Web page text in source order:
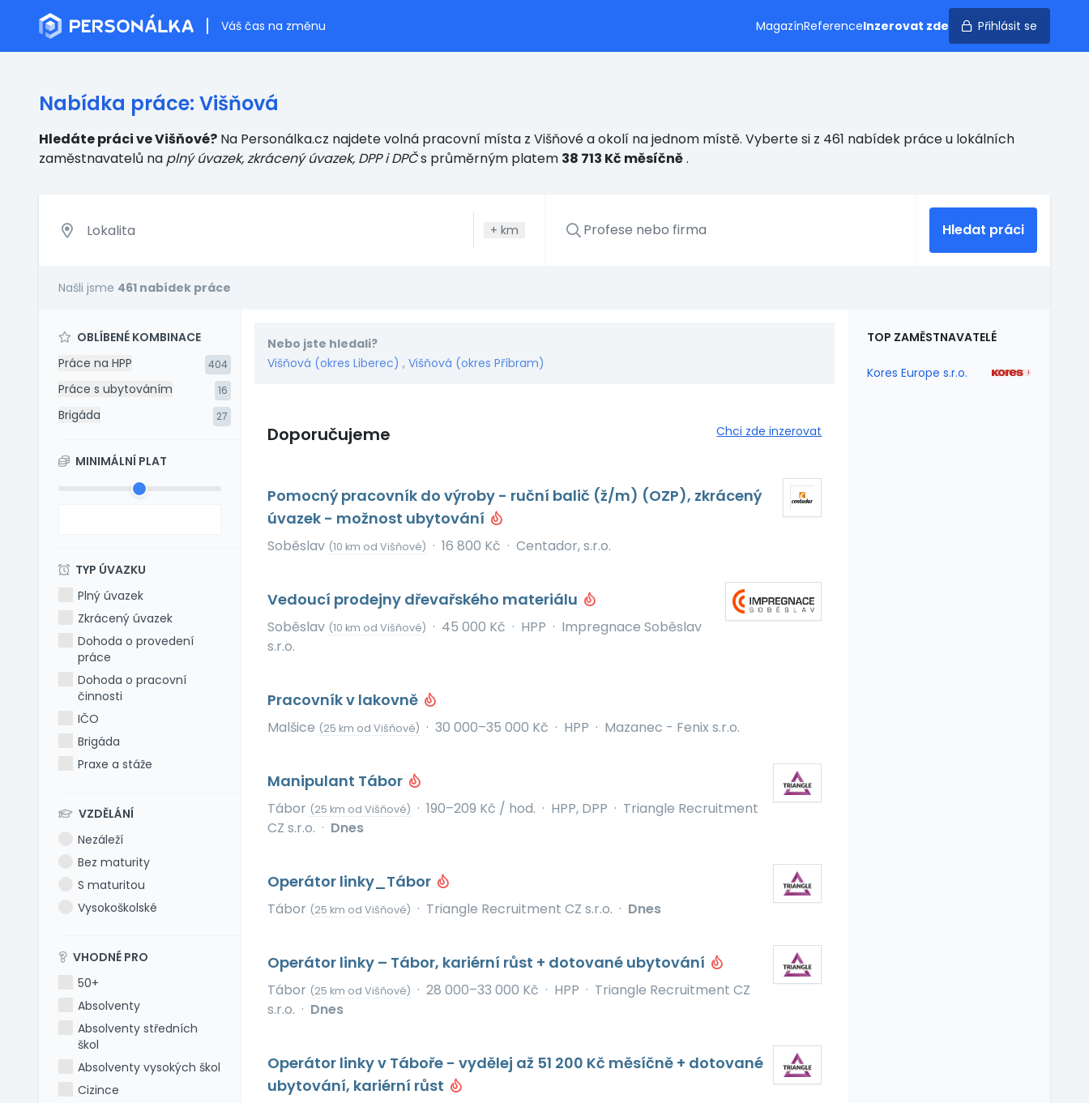
Váš čas na změnu MagazínReferenceInzerovat zde Přihlásit se
Nabídka práce: Višňová
Hledáte práci ve Višňové? Na Personálka.cz najdete volná pracovní místa z Višňové a okolí na jednom místě. Vyberte si z 461 nabídek práce u lokálních
zaměstnavatelů na plný úvazek, zkrácený úvazek, DPP i DPČs průměrným platem 38 713 Kč měsíčně.
+ km Hledat práci
Našli jsme 461 nabídek práce
OBLÍBENÉ KOMBINACE
Práce na HPP
404
Práce s ubytováním 16
Brigáda 27
MINIMÁLNÍ PLAT
TYP ÚVAZKU
Plný úvazek
Zkrácený úvazek
Dohoda o provedení
práce
Dohoda o pracovní
činnosti
IČO
Brigáda
Praxe a stáže
VZDĚLÁNÍ
Nezáleží
Bez maturity
S maturitou
Vysokoškolské
VHODNÉ PRO
50+
Absolventy
Absolventy středních
škol
Absolventy vysokých škol
Cizince
Nebo jste hledali?
Višňová (okres Liberec) , Višňová (okres Příbram)
Doporučujeme Chci zde inzerovat
Pomocný pracovník do výroby - ruční balič (ž/m) (OZP), zkrácený
úvazek - možnost ubytování
Soběslav (10 km od Višňové) · 16 800 Kč · Centador, s.r.o.
Vedoucí prodejny dřevařského materiálu
Soběslav (10 km od Višňové) · 45 000 Kč · HPP · Impregnace Soběslav
s.r.o.
Pracovník v lakovně
Malšice (25 km od Višňové) · 30 000–35 000 Kč · HPP · Mazanec - Fenix s.r.o.
Manipulant Tábor
Tábor (25 km od Višňové) · 190–209 Kč / hod. · HPP, DPP · Triangle Recruitment
CZ s.r.o. · Dnes
Operátor linky_Tábor
Tábor (25 km od Višňové) · Triangle Recruitment CZ s.r.o. · Dnes
Operátor linky – Tábor, kariérní růst + dotované ubytování
Tábor (25 km od Višňové) · 28 000–33 000 Kč · HPP · Triangle Recruitment CZ
s.r.o. · Dnes
Operátor linky v Táboře - vydělej až 51 200 Kč měsíčně + dotované
ubytování, kariérní růst
TOP ZAMĚSTNAVATELÉ
Kores Europe s.r.o.